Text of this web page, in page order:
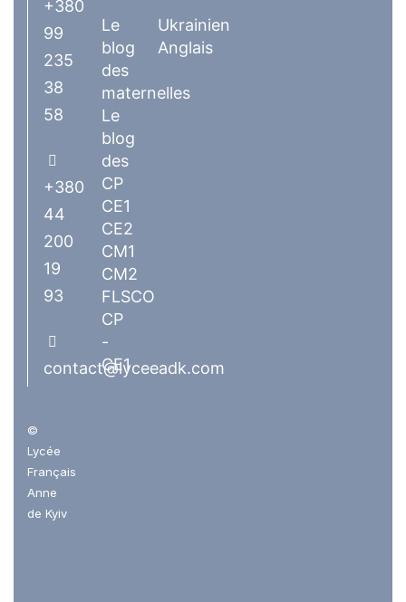
+380
99
235
38
58
+380
44
200
19
93
contact@lyceeadk.com
©
Lycée
Français
Anne
de Kyiv
Le
blog
des
maternelles
Le
blog
des
CP
CE1
CE2
CM1
CM2
FLSCO
CP
-
CE1
Ukrainien
Anglais